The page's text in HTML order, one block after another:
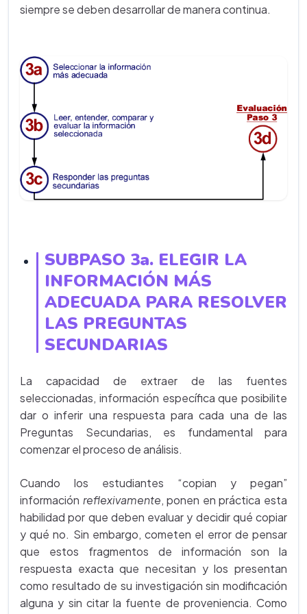
siempre se deben desarrollar de manera continua.
SUBPASO 3a. ELEGIR LA
INFORMACIÓN MÁS
ADECUADA PARA RESOLVER
LAS PREGUNTAS
SECUNDARIAS
La capacidad de extraer de las fuentes
seleccionadas, información específica que posibilite
dar o inferir una respuesta para cada una de las
Preguntas Secundarias, es fundamental para
comenzar el proceso de análisis.
Cuando los estudiantes “copian y pegan”
información reflexivamente, ponen en práctica esta
habilidad por que deben evaluar y decidir qué copiar
y qué no. Sin embargo, cometen el error de pensar
que estos fragmentos de información son la
respuesta exacta que necesitan y los presentan
como resultado de su investigación sin modificación
alguna y sin citar la fuente de proveniencia. Como